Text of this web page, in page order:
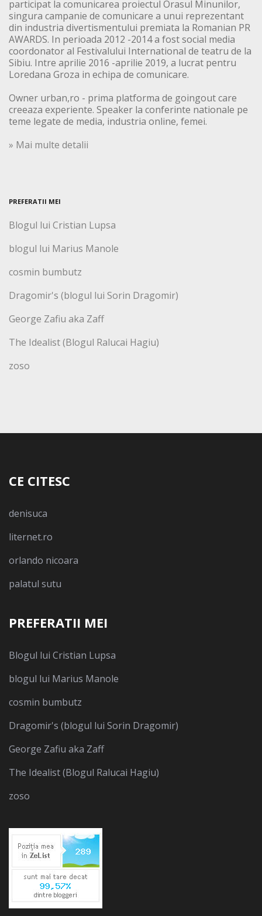
participat la comunicarea proiectul Orasul Minunilor,
singura campanie de comunicare a unui reprezentant
din industria divertismentului premiata la Romanian PR
AWARDS. In perioada 2012 -2014 a fost social media
coordonator al Festivalului International de teatru de la
Sibiu. Intre aprilie 2016 -aprilie 2019, a lucrat pentru
Loredana Groza in echipa de comunicare.
Owner urban,ro - prima platforma de goingout care
creeaza experiente. Speaker la conferinte nationale pe
teme legate de media, industria online, femei.
» Mai multe detalii
PREFERATII MEI
Blogul lui Cristian Lupsa
blogul lui Marius Manole
cosmin bumbutz
Dragomir's (blogul lui Sorin Dragomir)
George Zafiu aka Zaff
The Idealist (Blogul Ralucai Hagiu)
zoso
CE CITESC
denisuca
liternet.ro
orlando nicoara
palatul sutu
PREFERATII MEI
Blogul lui Cristian Lupsa
blogul lui Marius Manole
cosmin bumbutz
Dragomir's (blogul lui Sorin Dragomir)
George Zafiu aka Zaff
The Idealist (Blogul Ralucai Hagiu)
zoso